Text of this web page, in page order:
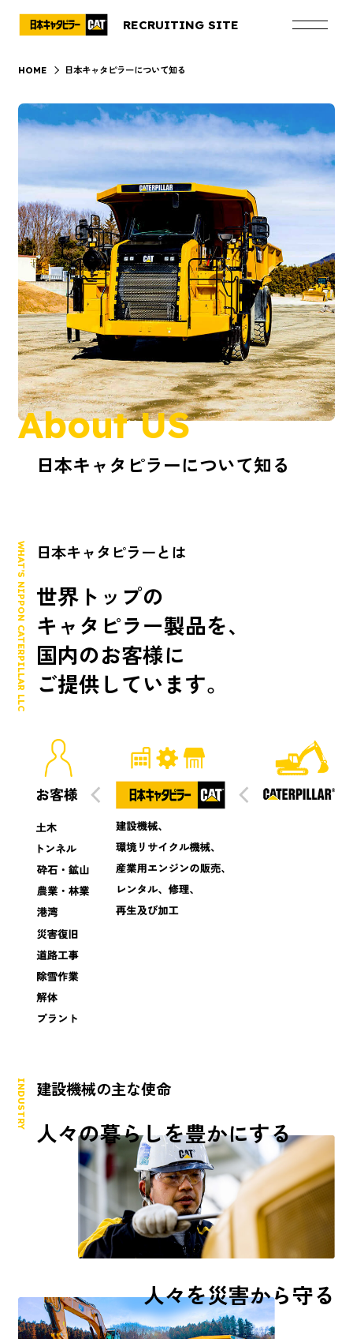
RECRUITING SITE
HOME 日本キャタピラーについて知る
About US
日本キャタピラーについて知る
WHAT’S NIPPON CATERPILLAR LLC 日本キャタピラーとは
世界トップの
キャタピラー製品を、
国内のお客様に
ご提供しています。
INDUSTRY 建設機械の主な使命
人々の暮らしを豊かにする
人々を災害から守る